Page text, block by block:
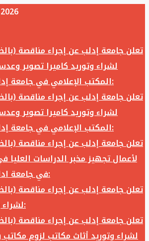
تعلن جامعة إدلب عن إجراء مناقصة
لشراء وتوريد كاميرا تصوير
المكتب الإعلامي في جامعة إدلب وفق الآتي:
تعلن جامعة إدلب عن إجراء مناقصة
لشراء وتوريد كاميرا تصوير
المكتب الإعلامي في جامعة إدلب وفق الآتي:
تعلن جامعة إدلب عن إجراء مناقصة
لأعمال تجهيز مخبر الدراسات العليا
في جامعة ادلب وفق الآتي:
تعلن جامعة إدلب عن إجراء مناقصة
لشراء وتوريد ما يلي:
تعلن جامعة إدلب عن إجراء مناقصة
لشراء وتوريد أثاث مكاتب لزوم